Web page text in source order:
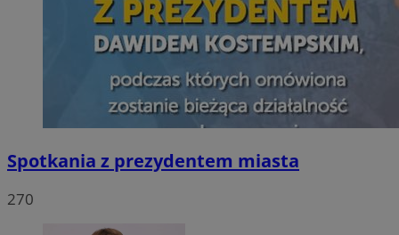
Spotkania z prezydentem miasta
270